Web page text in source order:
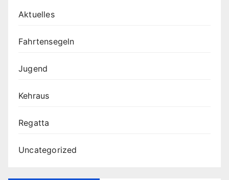
Aktuelles
Fahrtensegeln
Jugend
Kehraus
Regatta
Uncategorized